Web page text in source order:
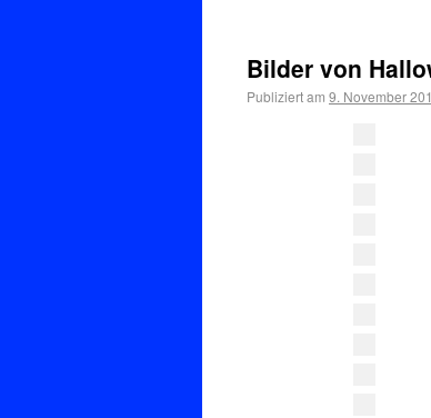
Bilder von
Publiziert am 9. November